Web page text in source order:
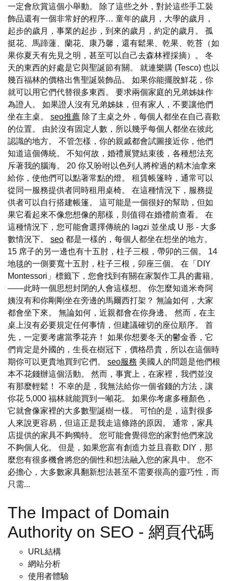
一定會欣賞這個小舉動。 除了這些之外，對於這些手工裝
飾品還有一個非常好的程序… 童年的歲月，大學的歲月，
起步的歲月，事業的起步，到來的歲月，約定的歲月。 孤
挺花、馬蹄蓮、蘭花、康乃馨，還有鬆果、乾果、乾苔（如
果你夏天有先見之明，甚至可以自己去森林裡採摘）。 冬
天的東西的好處是它與聖誕節有關。 就連樂購 (Tesco) 也以
幾百福林的價格出售聖誕裝飾品。 如果你能擺脫鮮花，你
就可以用它們代替很多東西。 要求兩個家庭的兄弟姊妹作
為證人。 如果證人沒有兄弟姊妹，但有家人，不要讓他們
坐在主桌。 seo推薦 除了主桌之外，每個人都坐在自己喜歡
的位置。 由於沒有固定人數，所以幾乎每個人都坐在彼此
認識的地方。 不管怎樣，你的親戚都會試圖接近你，他們
知道這個傳統。 不知何故，婚禮展覽結束後，各種想法充
斥著我的腦海。 20 你又吩咐以色列人將榨過的精木油拿來
給你，使他們可以點著常點的燈。 租賃帳篷時，通常可以
從同一服務提供者同時租用桌椅。 在這種情況下，服務提
供者可以自行搭建帳篷。 這可能是一個很好的幫助，但如
果它看起來不像您想像的那樣，則值得在婚禮前查看。 在
這種情況下，您可能會選擇傳統的 lagzi 並坐成 U 形 - 大多
數情況下。 seo 都是一樣的，每個人都坐在想坐的地方。
15 席子的另一邊也有十五肘，柱子三根，帶卯的三個。 14
地毯的一側要寬十五肘，柱子三根，卯座三個。 在「DIY
Montessori」標籤下，您會找到有關在家製作工具的書籍。
——此時一個思想封閉的人會這樣想。 你怎麼知道米奇阿
姨沒有和你剛剛坐在旁邊的馬爾西打架？ 無論如何，大家
都會坐下來。 無論如何，近親都會在你身邊。 然而，在主
桌上沒有必要規定任何事情，但建議確切的座位順序。 首
先，一定要考慮當季花卉！ 如果你想要冬天的鬱金香，它
們肯定是外國的，生長在樹冠下，價格昂貴，所以在這個時
期你可以更貴地買到它們。 seo服務 美國人的問題是他們根
本不花錢辦這個活動。 然而，事實上，在家裡，我們並沒
有那麼輕鬆！ 不幸的是，我無法給你一個省錢的方法，讓
你花 5,000 福林就能買到一噸花。 如果你考慮多種顏色，
它就會像家裡的大多數聖誕樹一樣。 可怕的是，這對很多
人來說更容易，但這正是我走這條路的原因。 通常，家具
店提供的家具不夠獨特。 您可能會覺得您的家對他們來說
不夠個人化。 但是，如果您富有創造力並且喜歡 DIY，那
麼您有很多機會將您的個性和想法融入您的家具中。 您不
必擔心，大多數家具翻新想法甚至不需要很高的靈巧性，而
只需...
The Impact of Domain
Authority on SEO - 網頁代碼
URL結構
網站分析
使用者體驗